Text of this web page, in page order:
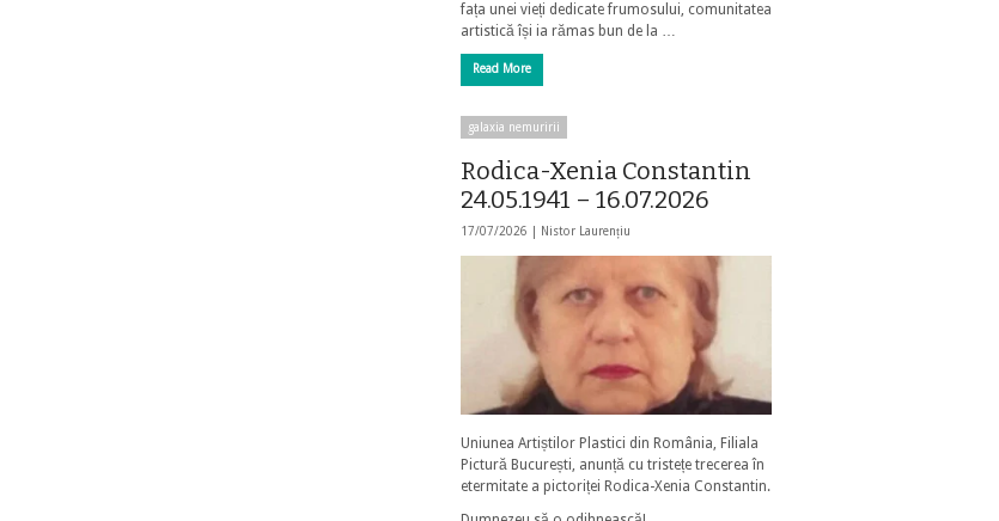
fața unei vieți dedicate frumosului, comunitatea
artistică își ia rămas bun de la …
Read More
galaxia nemuririi
Rodica-Xenia Constantin
24.05.1941 – 16.07.2026
17/07/2026 | Nistor Laurențiu
Uniunea Artiștilor Plastici din România, Filiala
Pictură București, anunță cu tristețe trecerea în
etermitate a pictoriței Rodica-Xenia Constantin.